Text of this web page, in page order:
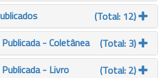
(Total: 12)
- Coletânea
(Total: 3)
- Livro
(Total: 2)